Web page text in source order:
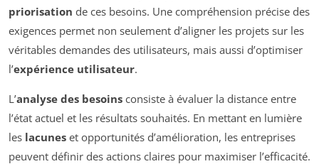
priorisation de ces besoins. Une compréhension précise des
exigences permet non seulement d’aligner les projets sur les
véritables demandes des utilisateurs, mais aussi d’optimiser
l’expérience utilisateur.
L’analyse des besoins consiste à évaluer la distance entre
l’état actuel et les résultats souhaités. En mettant en lumière
les lacunes et opportunités d’amélioration, les entreprises
peuvent définir des actions claires pour maximiser l’efficacité.